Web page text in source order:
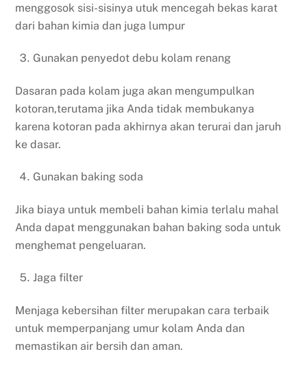
menggosok sisi-sisinya utuk mencegah bekas karat
dari bahan kimia dan juga lumpur
Gunakan penyedot debu kolam renang
Dasaran pada kolam juga akan mengumpulkan
kotoran,terutama jika Anda tidak membukanya
karena kotoran pada akhirnya akan terurai dan jaruh
ke dasar.
Gunakan baking soda
Jika biaya untuk membeli bahan kimia terlalu mahal
Anda dapat menggunakan bahan baking soda untuk
menghemat pengeluaran.
Jaga filter
Menjaga kebersihan filter merupakan cara terbaik
untuk memperpanjang umur kolam Anda dan
memastikan air bersih dan aman.